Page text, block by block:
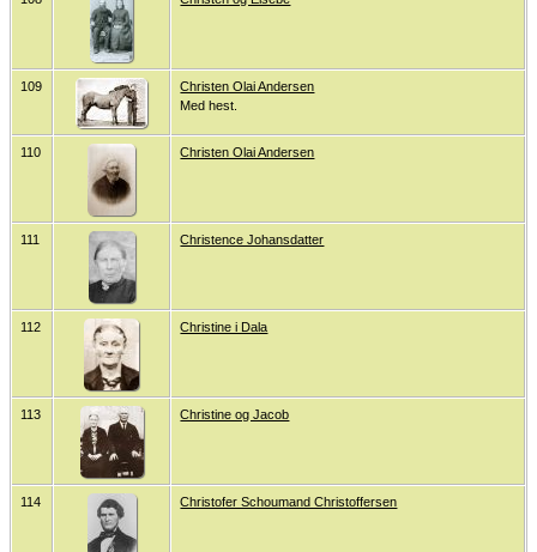
109
Christen Olai Andersen
Med hest.
110 Christen Olai Andersen
111 Christence Johansdatter
112 Christine i Dala
113 Christine og Jacob
114 Christofer Schoumand Christoffersen